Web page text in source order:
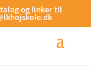
og linker til